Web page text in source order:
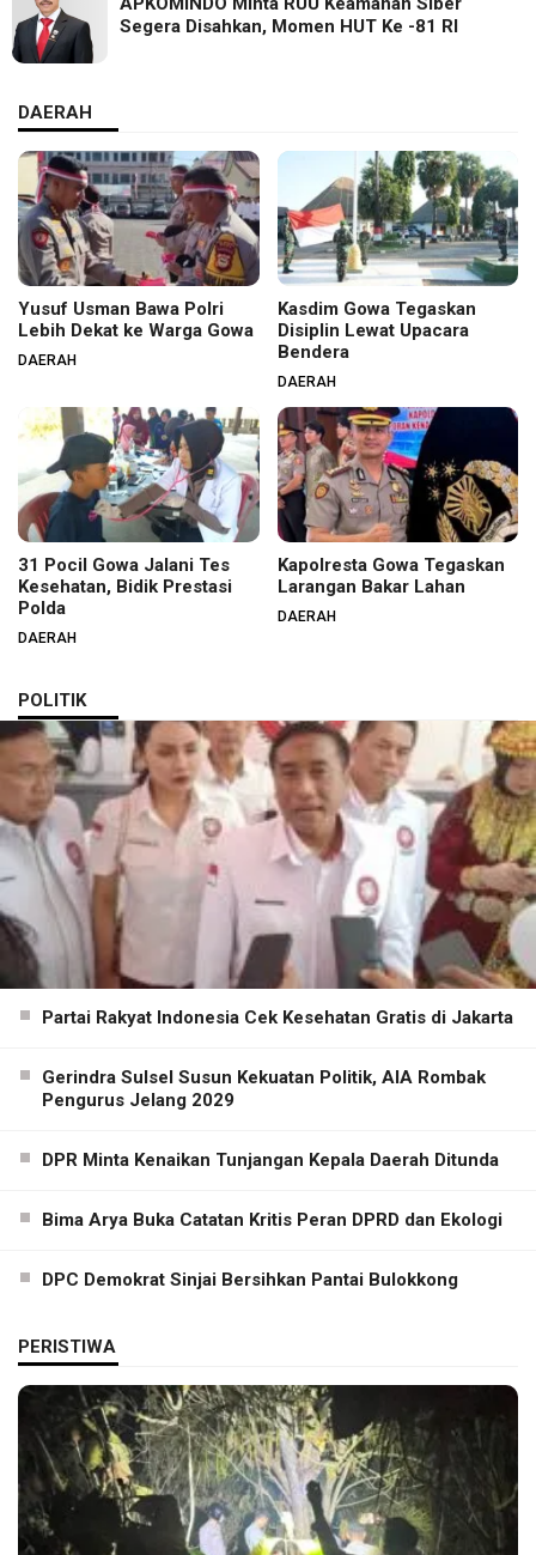
Segera Disahkan, Momen HUT Ke -81 RI
DAERAH
Yusuf Usman Bawa Polri
Lebih Dekat ke Warga Gowa
DAERAH
Kasdim Gowa Tegaskan
Disiplin Lewat Upacara
Bendera
DAERAH
31 Pocil Gowa Jalani Tes
Kesehatan, Bidik Prestasi
Polda
DAERAH
Kapolresta Gowa Tegaskan
Larangan Bakar Lahan
DAERAH
POLITIK
Partai Rakyat Indonesia Cek Kesehatan Gratis di Jakarta
Gerindra Sulsel Susun Kekuatan Politik, AIA Rombak
Pengurus Jelang 2029
DPR Minta Kenaikan Tunjangan Kepala Daerah Ditunda
Bima Arya Buka Catatan Kritis Peran DPRD dan Ekologi
DPC Demokrat Sinjai Bersihkan Pantai Bulokkong
PERISTIWA